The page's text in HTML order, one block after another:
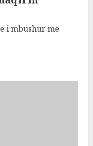
i mbushur me